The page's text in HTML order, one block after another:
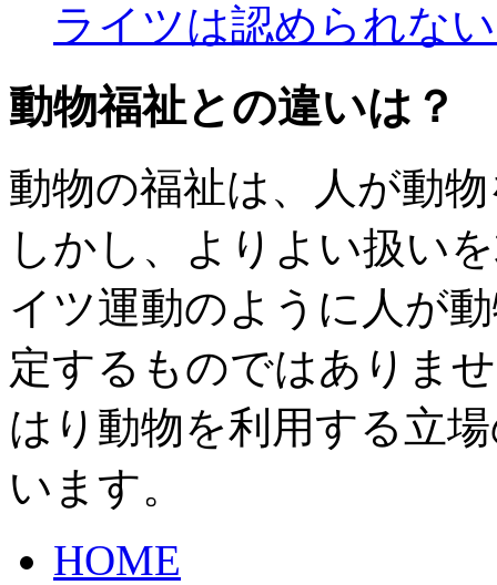
ライツは認められな
動物福祉との違いは？
動物の福祉は、人が動
しかし、よりよい扱い
イツ運動のように人が
定するものではありま
はり動物を利用する立
います。
HOME